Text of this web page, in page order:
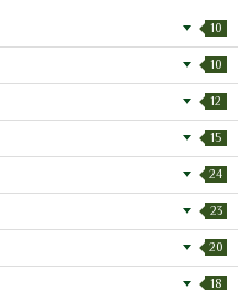
10
10
12
15
24
23
20
18